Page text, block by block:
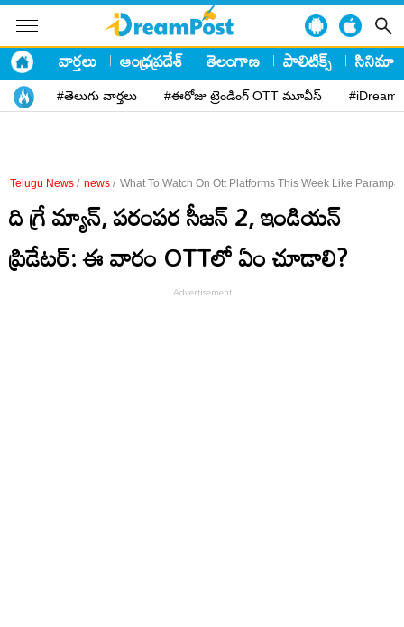
వార్తలు ఆంధ్రప్రదేశ్ తెలంగాణ పాలిటిక్స్ సినిమా
#తెలుగు వార్తలు #ఈరోజు ట్రెండింగ్ OTT మూవీస్
Telugu News / news / What To Watch On Ott Platforms This Week Like
ది గ్రే మ్యాన్, పరంపర సీజన్ 2, ఇండియన్
ప్రిడేటర్: ఈ వారం OTTలో ఏం చూడాలి?